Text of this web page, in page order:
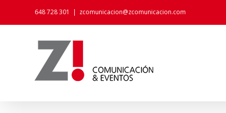
648 728 301 | zcomunicacion@zcomunicacion.com